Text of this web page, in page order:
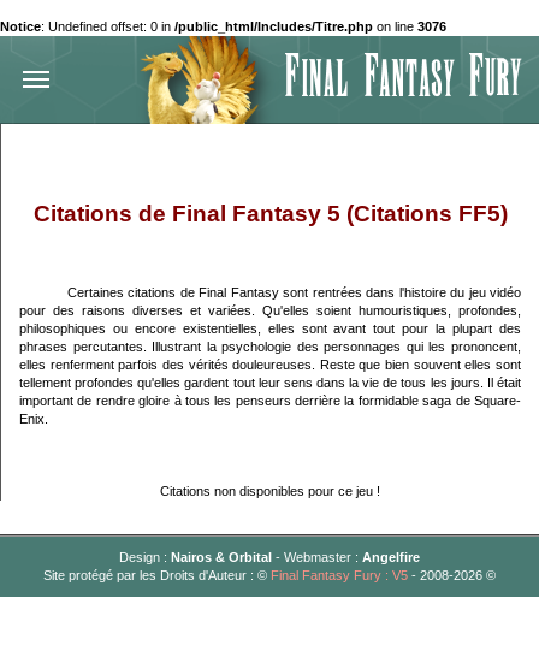
Notice: Undefined offset: 0 in /public_html/Includes/Titre.php on line 3076
Citations de Final Fantasy 5 (Citations FF5)
Certaines citations de Final Fantasy sont rentrées dans l'histoire du jeu vidéo
pour des raisons diverses et variées. Qu'elles soient humouristiques, profondes,
philosophiques ou encore existentielles, elles sont avant tout pour la plupart des
phrases percutantes. Illustrant la psychologie des personnages qui les prononcent,
elles renferment parfois des vérités douleureuses. Reste que bien souvent elles sont
tellement profondes qu'elles gardent tout leur sens dans la vie de tous les jours. Il était
important de rendre gloire à tous les penseurs derrière la formidable saga de Square-
Enix.
Citations non disponibles pour ce jeu !
Design : Nairos & Orbital - Webmaster : Angelfire
Site protégé par les Droits d'Auteur : © Final Fantasy Fury : V5 - 2008-2026 ©